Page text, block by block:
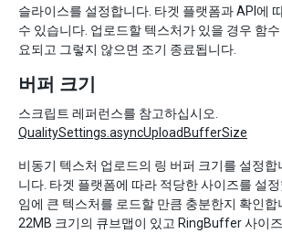
슬라이스를 설정합니다. 타겟 플랫폼과 API에
수 있습니다. 업로드할 텍스처가 있을 경우 함
요되고 그렇지 않으면 조기 종료됩니다.
버퍼 크기
스크립트 레퍼런스를 참고하십시오.
QualitySettings.asyncUploadBufferSize
비동기 텍스처 업로드의 링 버퍼 크기를 설정합
니다. 타겟 플랫폼에 따라 적당한 사이즈를 설
임에 큰 텍스처를 로드할 만큼 충분한지 확인합
22MB 크기의 큐브맵이 있고 RingBuffer 사이